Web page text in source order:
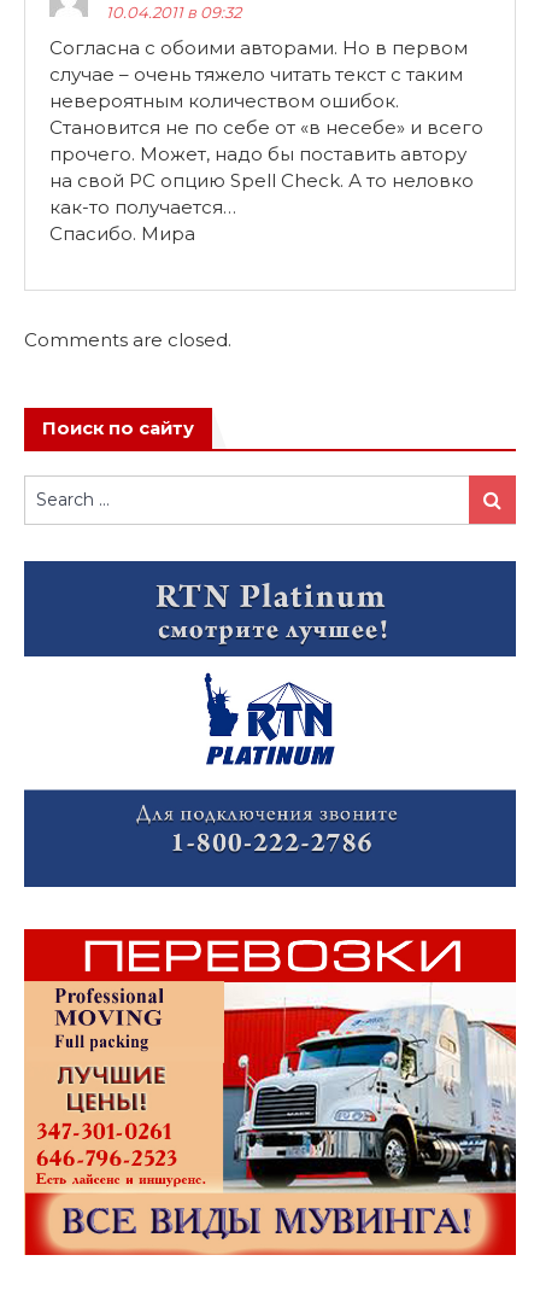
10.04.2011 в 09:32
Согласна с обоими авторами. Но в первом
случае – очень тяжело читать текст с таким
невероятным количеством ошибок.
Становится не по себе от «в несебе» и всего
прочего. Может, надо бы поставить автору
на свой PC опцию Spell Check. А то неловко
как-то получается…
Спасибо. Мира
Comments are closed.
Поиск по сайту
Search
for:
Search